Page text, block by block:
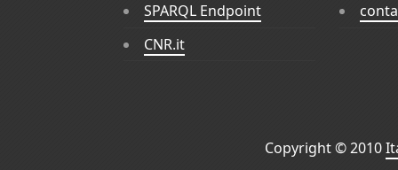
SPARQL Endpoint
CNR.it
Copyright © 2010